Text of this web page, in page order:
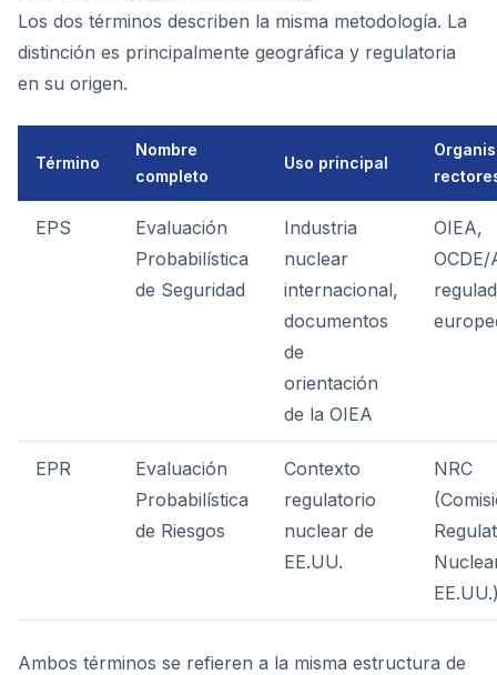
Los dos términos describen la misma metodología. La
distinción es principalmente geográfica y regulatoria
en su origen.
Término
Nombre
completo
Uso principal
EPS
Evaluación
Probabilística
de Seguridad
Industria
nuclear
internacional,
documentos
de
orientación
de la OIEA
OIEA,
OCDE/
EPR
Evaluación
Probabilística
de Riesgos
Contexto
regulatorio
nuclear de
EE.UU.
NRC
Ambos términos se refieren a la misma estructura de